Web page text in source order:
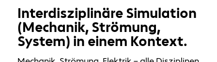
Interdisziplinäre Simulation
(Mechanik, Strömung,
System) in einem Kontext.